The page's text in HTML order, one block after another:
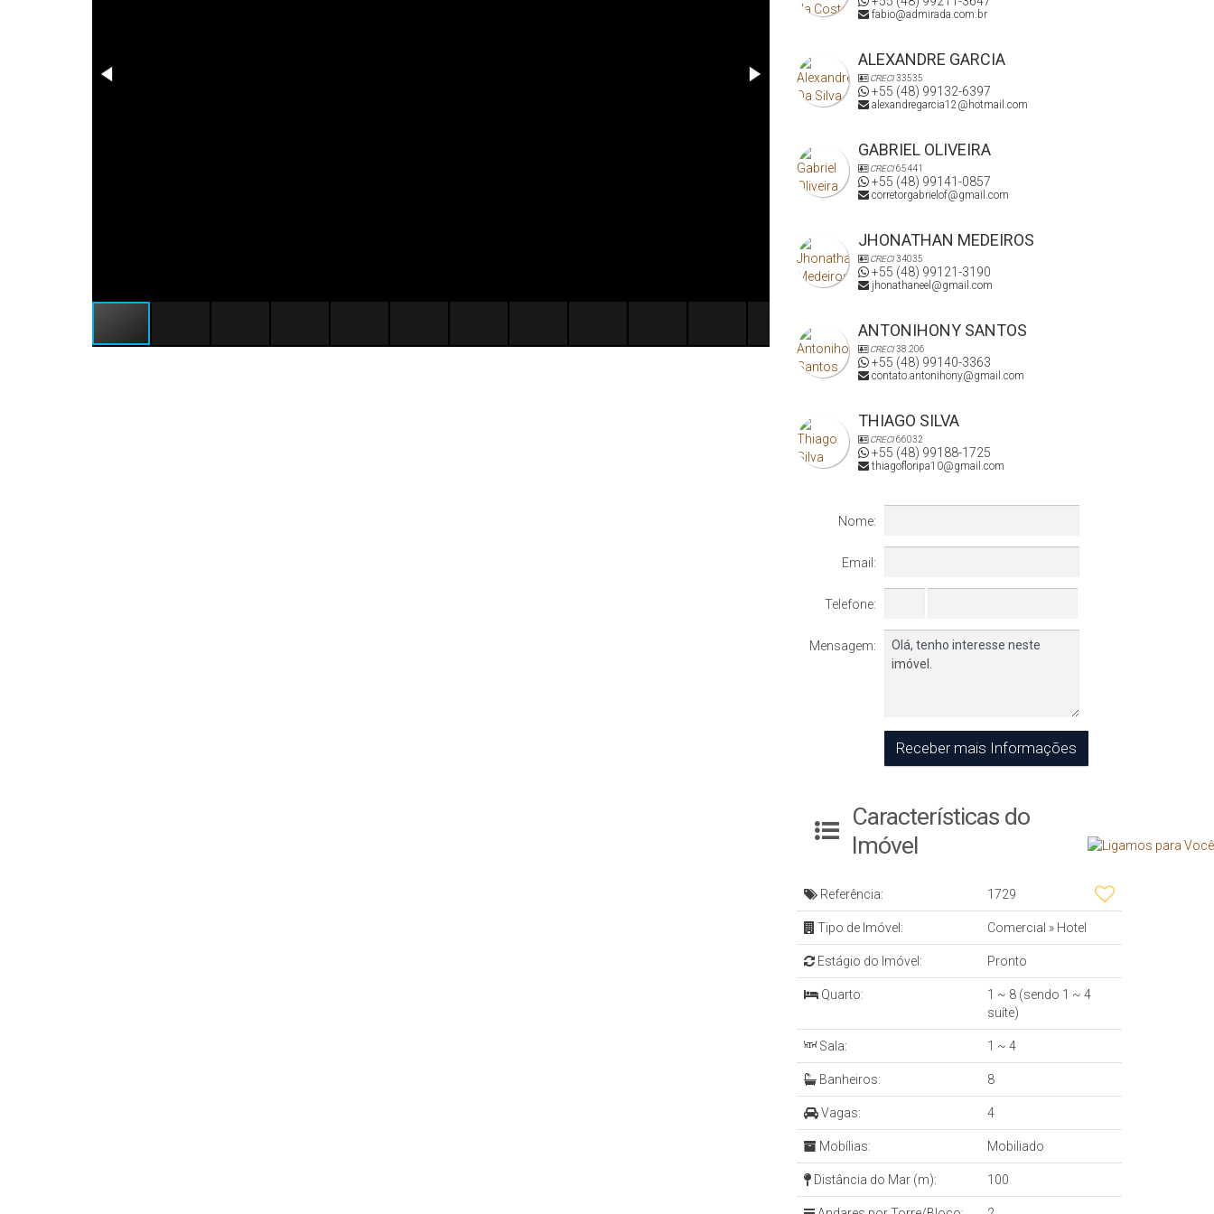
fabio@admirada.com.br
ALEXANDRE GARCIA
CRECI33535
+55 (48) 99132-6397
alexandregarcia12@hotmail.com
GABRIEL OLIVEIRA
CRECI65441
+55 (48) 99141-0857
corretorgabrielof@gmail.com
JHONATHAN MEDEIROS
CRECI34035
+55 (48) 99121-3190
jhonathaneel@gmail.com
ANTONIHONY SANTOS
CRECI38.206
+55 (48) 99140-3363
contato.antonihony@gmail.com
THIAGO SILVA
CRECI66032
+55 (48) 99188-1725
thiagofloripa10@gmail.com
Nome:
Email:
Telefone:
Mensagem:
Características do
Imóvel
Referência: 1729
Tipo de Imóvel: Comercial » Hotel
Estágio do Imóvel: Pronto
Quarto:
1 ~ 8 (sendo 1 ~ 4
suíte)
Sala: 1 ~ 4
Banheiros: 8
Vagas: 4
Mobílias: Mobiliado
Distância do Mar (m): 100